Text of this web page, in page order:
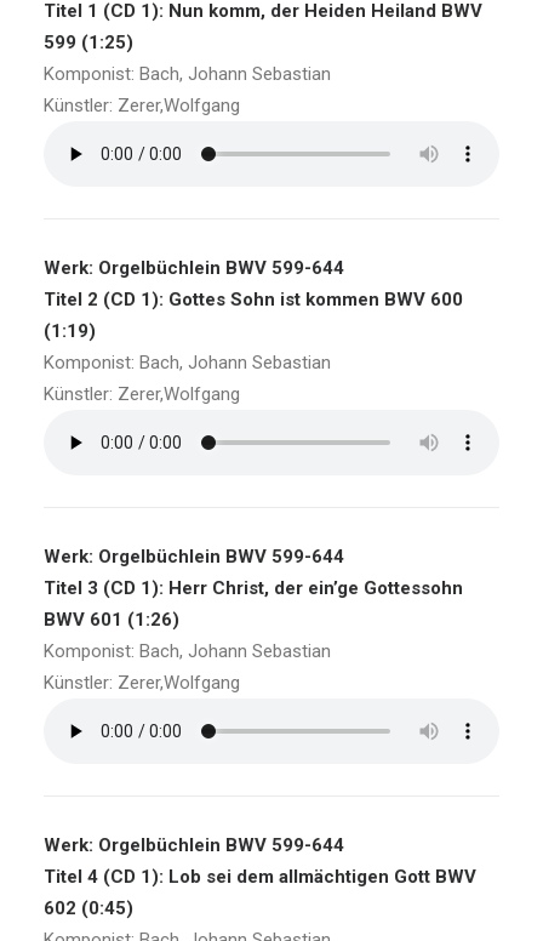
Titel 1 (CD 1): Nun komm, der Heiden Heiland BWV
599 (1:25)
Komponist: Bach, Johann Sebastian
Künstler: Zerer,Wolfgang
Werk: Orgelbüchlein BWV 599-644
Titel 2 (CD 1): Gottes Sohn ist kommen BWV 600
(1:19)
Komponist: Bach, Johann Sebastian
Künstler: Zerer,Wolfgang
Werk: Orgelbüchlein BWV 599-644
Titel 3 (CD 1): Herr Christ, der ein’ge Gottessohn
BWV 601 (1:26)
Komponist: Bach, Johann Sebastian
Künstler: Zerer,Wolfgang
Werk: Orgelbüchlein BWV 599-644
Titel 4 (CD 1): Lob sei dem allmächtigen Gott BWV
602 (0:45)